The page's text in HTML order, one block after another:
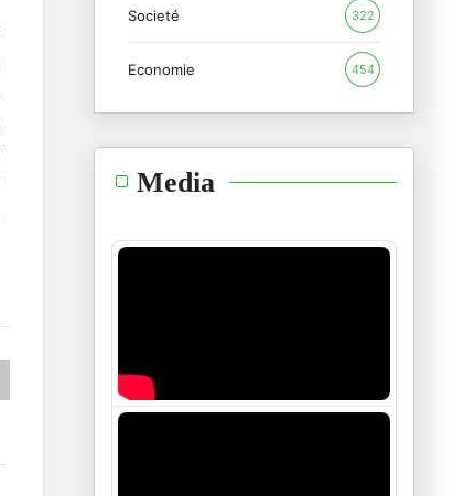
Societé 322
Economie 454
Media